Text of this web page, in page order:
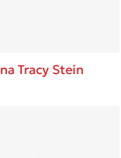
Tracy Stein